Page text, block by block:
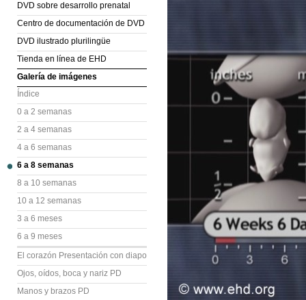
DVD sobre desarrollo prenatal
Centro de documentación de DVD
DVD ilustrado plurilingüe
Tienda en línea de EHD
Galería de imágenes
Índice
0 a 2 semanas
2 a 4 semanas
4 a 6 semanas
6 a 8 semanas
8 a 10 semanas
10 a 12 semanas
3 a 6 meses
6 a 9 meses
El corazón Presentación con diapositivas (PD)
Ojos, oídos, boca y nariz PD
Manos y brazos PD